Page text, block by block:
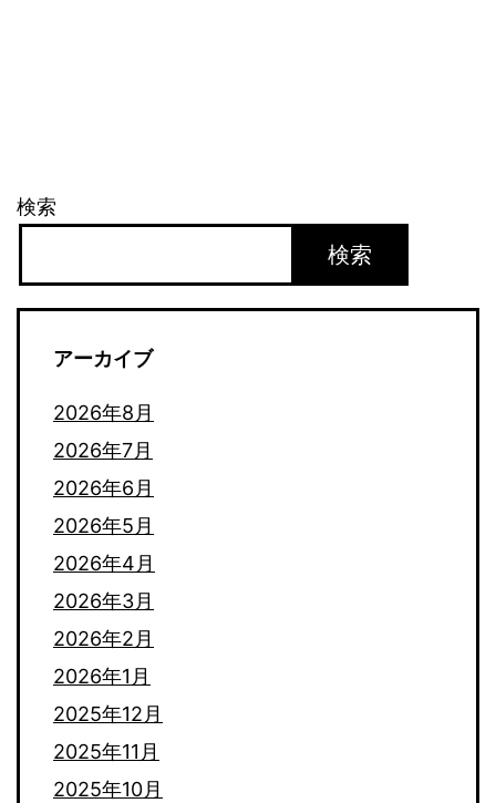
検索
検索
アーカイブ
2026年8月
2026年7月
2026年6月
2026年5月
2026年4月
2026年3月
2026年2月
2026年1月
2025年12月
2025年11月
2025年10月